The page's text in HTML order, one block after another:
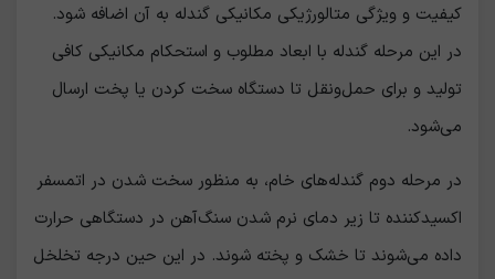
کیفیت و ویژگی متالورژیکی مکانیکی گندله به آن اضافه شود.
در این مرحله گندله با ابعاد مطلوب و استحکام مکانیکی کافی
تولید و برای حمل‌ونقل تا دستگاه سخت کردن یا پخت ارسال
می‌شود.
در مرحله دوم گندله‌های خام، به منظور سخت شدن در اتمسفر
اکسیدکننده تا زیر دمای نرم شدن سنگ‌آهن در دستگاهی حرارت
داده می‌شوند تا خشک و پخته شوند. در این حین درجه تخلخل